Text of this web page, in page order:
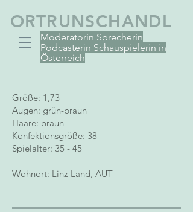
ORTRUNSCHANDL
Moderatorin Sprecherin
Podcasterin Schauspielerin in
Österreich
Größe: 1,73
Augen: grün-braun
Haare: braun
Konfektionsgröße: 38
Spielalter: 35 - 45
Wohnort: Linz-Land, AUT